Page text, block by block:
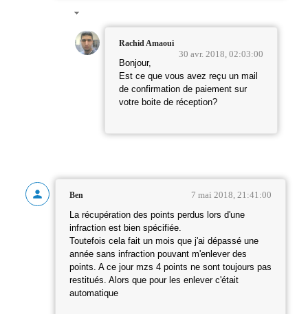
Rachid Amaoui
30 avr. 2018, 02:03:00
Bonjour,
Est ce que vous avez reçu un mail
de confirmation de paiement sur
votre boite de réception?
Ben 7 mai 2018, 21:41:00
La récupération des points perdus lors d'une
infraction est bien spécifiée.
Toutefois cela fait un mois que j'ai dépassé une
année sans infraction pouvant m'enlever des
points. A ce jour mzs 4 points ne sont toujours pas
restitués. Alors que pour les enlever c'était
automatique